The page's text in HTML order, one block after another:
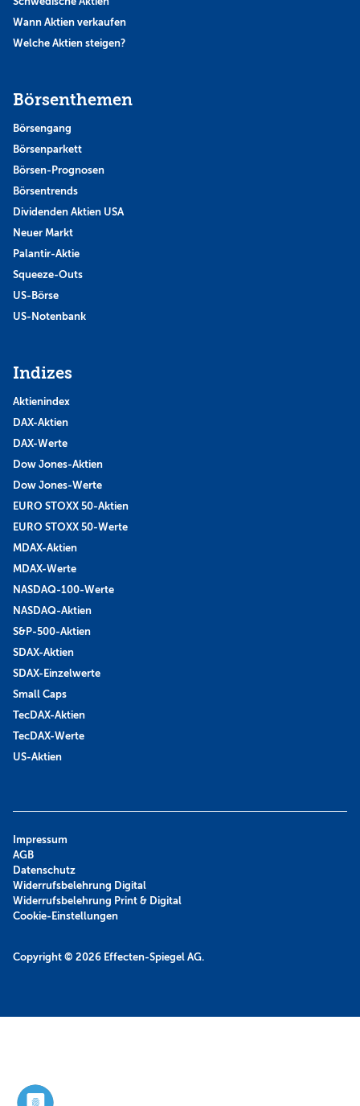
Wann Aktien verkaufen
Welche Aktien steigen?
Börsenthemen
Börsengang
Börsenparkett
Börsen-Prognosen
Börsentrends
Dividenden Aktien USA
Neuer Markt
Palantir-Aktie
Squeeze-Outs
US-Börse
US-Notenbank
Indizes
Aktienindex
DAX-Aktien
DAX-Werte
Dow Jones-Aktien
Dow Jones-Werte
EURO STOXX 50-Aktien
EURO STOXX 50-Werte
MDAX-Aktien
MDAX-Werte
NASDAQ-100-Werte
NASDAQ-Aktien
S&P-500-Aktien
SDAX-Aktien
SDAX-Einzelwerte
Small Caps
TecDAX-Aktien
TecDAX-Werte
US-Aktien
Copyright © 2026 Effecten-Spiegel AG.
Impressum
AGB
Datenschutz
Widerrufsbelehrung Digital
Widerrufsbelehrung Print & Digital
Cookie-Einstellungen